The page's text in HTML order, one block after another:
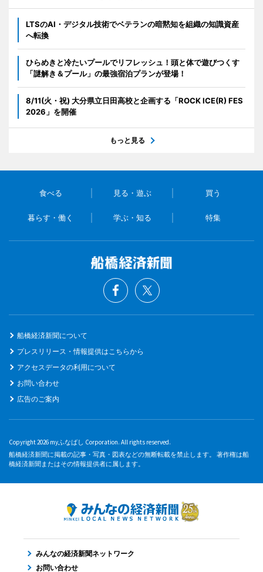
LTSのAI・デジタル技術でベテランの暗黙知を組織の知識資産
へ転換
ひらめきと冷たいプールでリフレッシュ！頭と体で遊びつくす
「謎解き＆プール」の最強宿泊プランが登場！
8/11(火・祝) 大分県立日田高校と企画する「ROCK ICE(R) FES
2026」を開催
もっと見る
食べる 見る・遊ぶ 買う
暮らす・働く 学ぶ・知る 特集
船橋経済新聞について
プレスリリース・情報提供はこちらから
アクセスデータの利用について
お問い合わせ
広告のご案内
Copyright 2026 myふなばし Corporation. All rights reserved.
船橋経済新聞に掲載の記事・写真・図表などの無断転載を禁止します。 著作権は船
橋経済新聞またはその情報提供者に属します。
みんなの経済新聞ネットワーク
お問い合わせ